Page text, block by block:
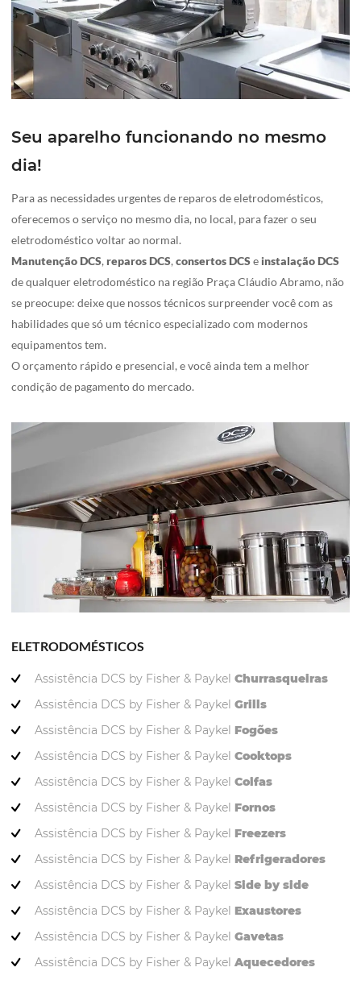
Seu aparelho funcionando no mesmo
dia!
Para as necessidades urgentes de reparos de eletrodomésticos,
oferecemos o serviço no mesmo dia, no local, para fazer o seu
eletrodoméstico voltar ao normal.
Manutenção DCS, reparos DCS, consertosDCSe instalaçãoDCS
de qualquer eletrodoméstico na região Praça Cláudio Abramo, não
se preocupe: deixe que nossos técnicos surpreender você com as
habilidades que só um técnico especializado com modernos
equipamentos tem.
O orçamento rápido e presencial, e você ainda tem a melhor
condição de pagamento do mercado.
ELETRODOMÉSTICOS
Assistência DCS by Fisher & Paykel Churrasqueiras
Assistência DCS by Fisher & Paykel Grills
Assistência DCS by Fisher & Paykel Fogões
Assistência DCS by Fisher & Paykel Cooktops
Assistência DCS by Fisher & Paykel Coifas
Assistência DCS by Fisher & Paykel Fornos
Assistência DCS by Fisher & Paykel Freezers
Assistência DCS by Fisher & Paykel Refrigeradores
Assistência DCS by Fisher & Paykel Side by side
Assistência DCS by Fisher & Paykel Exaustores
Assistência DCS by Fisher & Paykel Gavetas
Assistência DCS by Fisher & Paykel Aquecedores